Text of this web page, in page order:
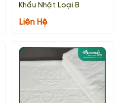
Khẩu Nhật Loại B
Liên Hệ